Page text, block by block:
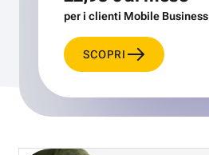
per i clienti Mobile Business
SCOPRI